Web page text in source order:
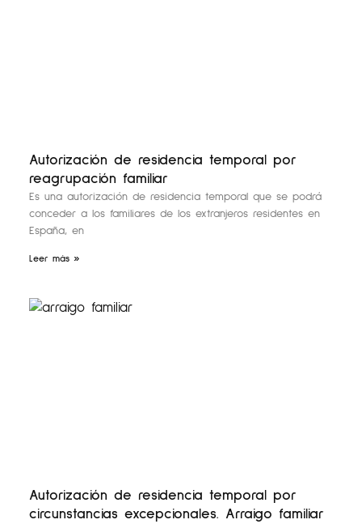
Autorización de residencia temporal por
reagrupación familiar
Es una autorización de residencia temporal que se podrá
conceder a los familiares de los extranjeros residentes en
España, en
Leer más »
Autorización de residencia temporal por
circunstancias excepcionales. Arraigo familiar